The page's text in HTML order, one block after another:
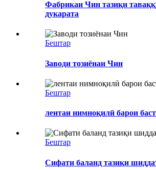
Фабрикаи Чин тазиқи
дукарата
Бештар
Заводи тозиёнаи Чин
Бештар
лентаи нимноқилӣ барои
Бештар
Сифати баланд тазиқи